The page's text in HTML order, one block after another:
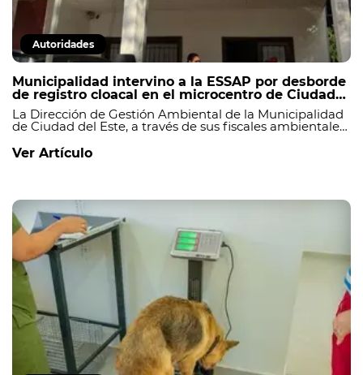
Autoridades
Municipalidad intervino a la ESSAP por desborde
de registro cloacal en el microcentro de Ciudad
del Este
La Dirección de Gestión Ambiental de la Municipalidad
de Ciudad del Este, a través de sus fiscales ambientales,
Sanitarios del Paraguay (ESSAP) tras constatar el
colmatado de uno de los registros cloacales ubicado
Ver Artículo